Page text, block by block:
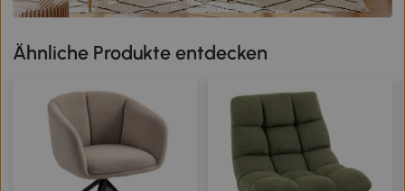
Ähnliche Produkte entdecken